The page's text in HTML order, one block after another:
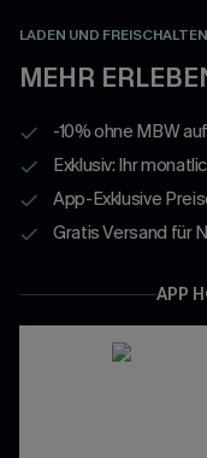
LADEN UND
MEHR
-10% ohne MBW
Exklusiv: Ihr
App-Exklusive
Gratis Versand für
APP